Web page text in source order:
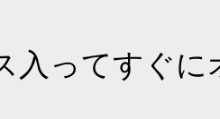
入ってすぐ